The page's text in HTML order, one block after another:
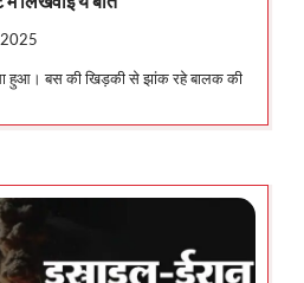
हुआ। बस की खिड़की से झांक रहे बालक की